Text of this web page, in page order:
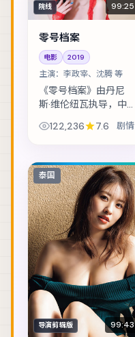
院线 99:25
零号档案
电影 2019
主演： 李政宰、沈腾 等
《零号档案》由丹尼
斯·维伦纽瓦执导，中
型定位为剧情。退役
结束。主演包括李政
宰、沈腾、段奕宏...
122,236 7.6 剧情
泰国
导演剪辑版 99:43